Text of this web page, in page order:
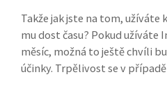
Takže jak jste na tom, užíváte
mu dost času? Pokud užíváte
měsíc, možná to ještě chvíli
účinky. Trpělivost se v